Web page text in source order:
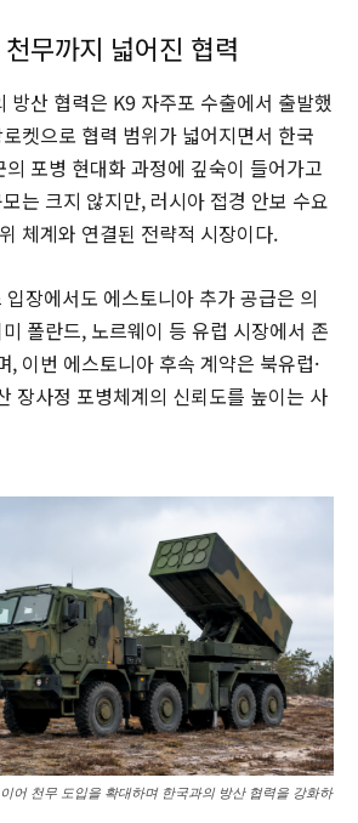
무까지 넓어진 협력
방산 협력은 K9 자주포 수출에서 출발했
켓으로 협력 범위가 넓어지면서 한국
포병 현대화 과정에 깊숙이 들어가고
는 크지 않지만, 러시아 접경 안보 수요
체계와 연결된 전략적 시장이다.
장에서도 에스토니아 추가 공급은 의
폴란드, 노르웨이 등 유럽 시장에서 존
, 이번 에스토니아 후속 계약은 북유럽·
장사정 포병체계의 신뢰도를 높이는 사
어 천무 도입을 확대하며 한국과의 방산 협력을 강화하